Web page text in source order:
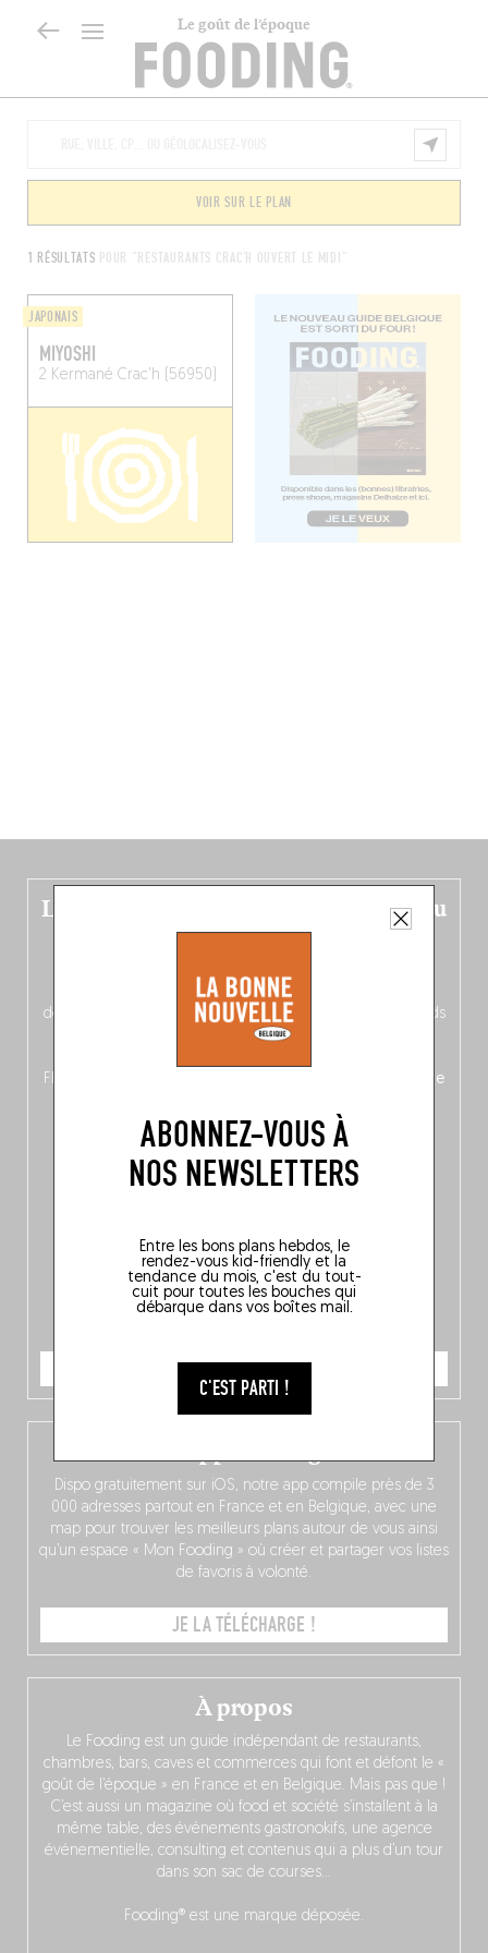
Le goût de l’époque
ABONNEZ-VOUS À
NOS NEWSLETTERS
Entre les bons plans hebdos, le
rendez-vous kid-friendly et la
tendance du mois, c'est du tout-
cuit pour toutes les bouches qui
débarque dans vos boîtes mail.
C'EST PARTI !
1 RÉSULTATS POUR "RESTAURANTS CRAC'H OUVERT LE MIDI"
VOIR SUR LE PLAN
JAPONAIS
MIYOSHI
2 Kermané Crac'h (56950)
Le nouveau guide Belgique est sorti du
four !
néerlandais côté face – à moins que ne soit l’inverse ?),
découvrez
une partie mag « Nord-Zuid »
qui met les pieds
dans le plat (pays) pour se demander si la cuisine a une
Flandre, à Bruxelles et en Wallonie, ainsi qu’
un palmarès de
JE COMMANDE
À propos
Le Fooding est un guide indépendant de restaurants,
chambres, bars, caves et commerces qui font et défont le «
goût de l’époque » en France et en Belgique. Mais pas que !
C’est aussi un magazine où food et société s’installent à la
même table, des événements gastronokifs, une agence
événementielle, consulting et contenus qui a plus d’un tour
dans son sac de courses…
Fooding® est une marque déposée.
Dispo gratuitement sur iOS, notre app compile près de 3
000 adresses partout en France et en Belgique, avec une
map pour trouver les meilleurs plans autour de vous ainsi
qu’un espace « Mon Fooding » où créer et partager vos listes
de favoris à volonté.
JE LA TÉLÉCHARGE !